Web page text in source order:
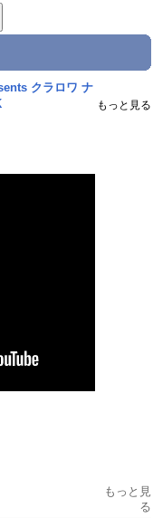
クラロワ ナ
もっと見る
もっと見
る